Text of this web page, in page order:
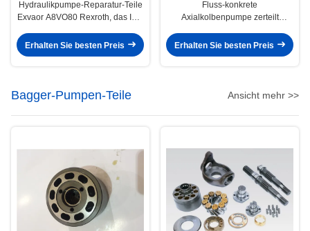
Hydraulikpumpe-Reparatur-Teile
Exvaor A8VO80 Rexroth, das ISO
Erhalten Sie besten Preis
Fluss-konkrete
Axialkolbenpumpe zerteilt
verfügbar
Erhalten Sie besten Preis
Bagger-Pumpen-Teile Ansicht mehr >>